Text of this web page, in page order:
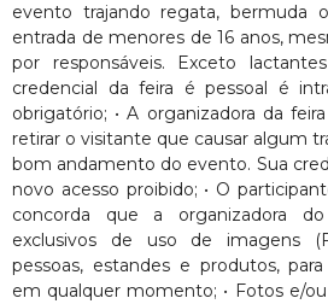
evento trajando regata, bermuda
entrada de menores de 16 anos,
por responsáveis. Exceto
credencial da feira é pessoal é
obrigatório; • A organizadora da
retirar o visitante que causar algum
bom andamento do evento. Sua
novo acesso proibido; • O
concorda que a organizadora
exclusivos de uso de imagens
pessoas, estandes e produtos,
em qualquer momento; • Fotos e/